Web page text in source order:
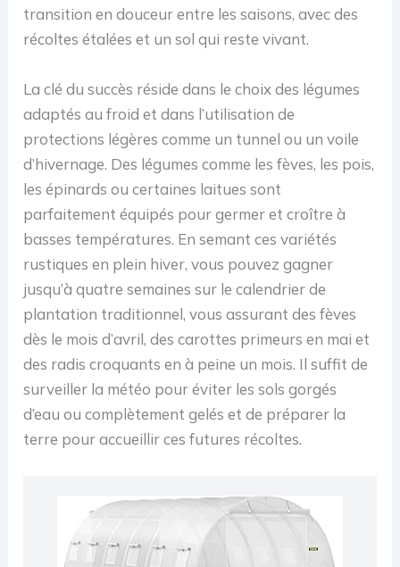
transition en douceur entre les saisons, avec des
récoltes étalées et un sol qui reste vivant.
La clé du succès réside dans le choix des légumes
adaptés au froid et dans l’utilisation de
protections légères comme un tunnel ou un voile
d’hivernage. Des légumes comme les fèves, les pois,
les épinards ou certaines laitues sont
parfaitement équipés pour germer et croître à
basses températures. En semant ces variétés
rustiques en plein hiver, vous pouvez gagner
jusqu’à quatre semaines sur le calendrier de
plantation traditionnel, vous assurant des fèves
dès le mois d’avril, des carottes primeurs en mai et
des radis croquants en à peine un mois. Il suffit de
surveiller la météo pour éviter les sols gorgés
d’eau ou complètement gelés et de préparer la
terre pour accueillir ces futures récoltes.